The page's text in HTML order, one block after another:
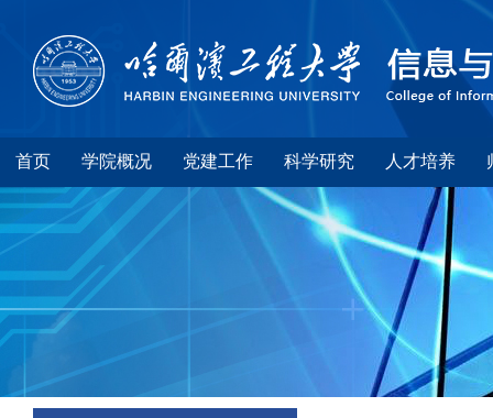
首页 学院概况 党建工作 科学研究 人才培养